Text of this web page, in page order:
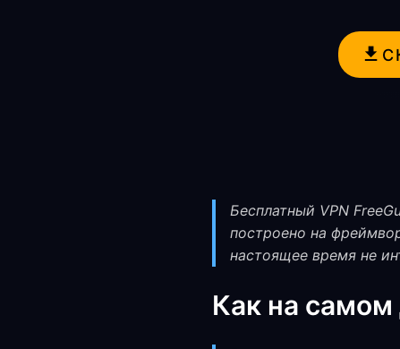
Бесплатный VPN
построено на
настоящее время не
Как на самом